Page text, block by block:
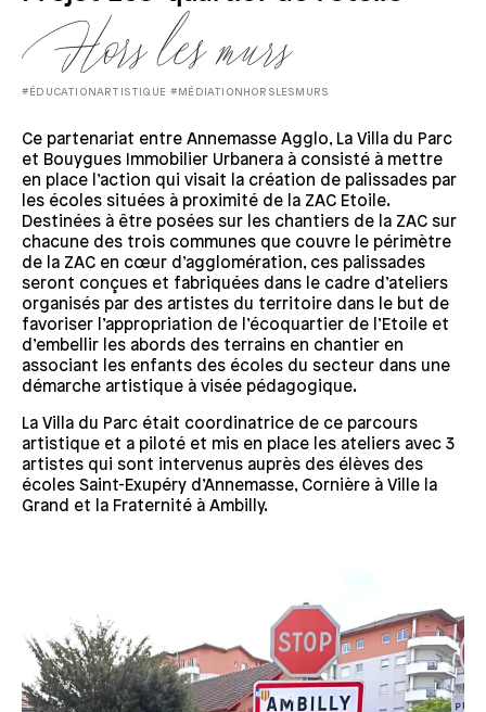
#ÉDUCATIONARTISTIQUE #MÉDIATIONHORSLESMURS
Ce partenariat entre Annemasse Agglo, La Villa du Parc
et Bouygues Immobilier Urbanera à consisté à mettre
en place l’action qui visait la création de palissades par
les écoles situées à proximité de la ZAC Etoile.
Destinées à être posées sur les chantiers de la ZAC sur
chacune des trois communes que couvre le périmètre
de la ZAC en cœur d’agglomération, ces palissades
seront conçues et fabriquées dans le cadre d’ateliers
organisés par des artistes du territoire dans le but de
favoriser l’appropriation de l’écoquartier de l’Etoile et
d’embellir les abords des terrains en chantier en
associant les enfants des écoles du secteur dans une
démarche artistique à visée pédagogique.
La Villa du Parc était coordinatrice de ce parcours
artistique et a piloté et mis en place les ateliers avec 3
artistes qui sont intervenus auprès des élèves des
écoles Saint-Exupéry d’Annemasse, Cornière à Ville la
Grand et la Fraternité à Ambilly.